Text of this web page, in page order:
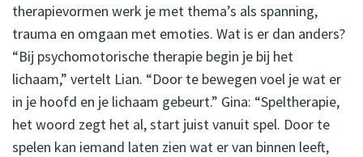
therapievormen werk je met thema’s als spanning,
trauma en omgaan met emoties. Wat is er dan anders?
“Bij psychomotorische therapie begin je bij het
lichaam,” vertelt Lian. “Door te bewegen voel je wat er
in je hoofd en je lichaam gebeurt.” Gina: “Speltherapie,
het woord zegt het al, start juist vanuit spel. Door te
spelen kan iemand laten zien wat er van binnen leeft,